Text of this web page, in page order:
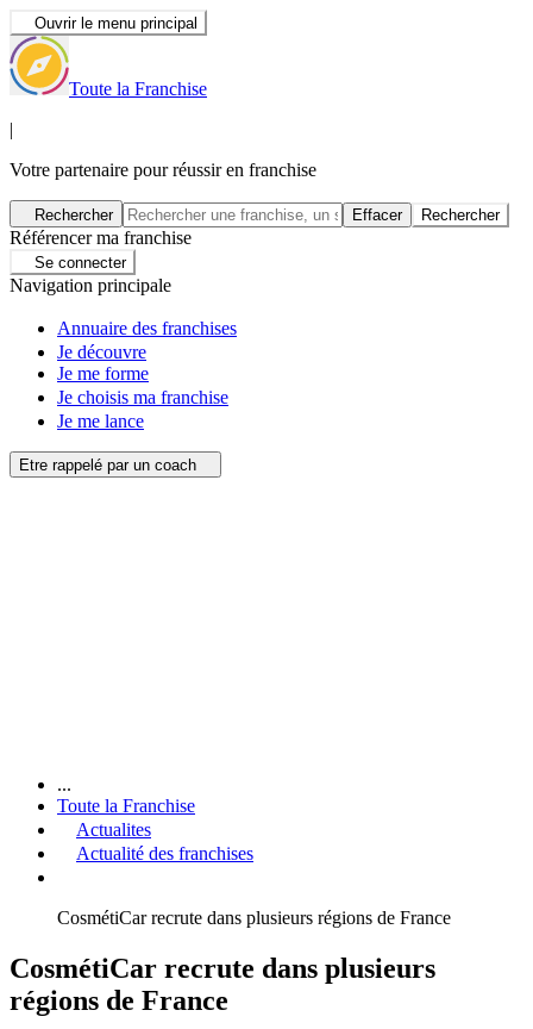
Ouvrir le menu principal
Toute la Franchise
|
Votre partenaire pour réussir en franchise
Rechercher Effacer Rechercher
Référencer ma franchise
Se connecter
Navigation principale
Annuaire des franchises
Je découvre
Je me forme
Je choisis ma franchise
Je me lance
Etre rappelé par un coach
...
Toute la Franchise
Actualites
Actualité des franchises
CosmétiCar recrute dans plusieurs régions de France
CosmétiCar recrute dans plusieurs
régions de France